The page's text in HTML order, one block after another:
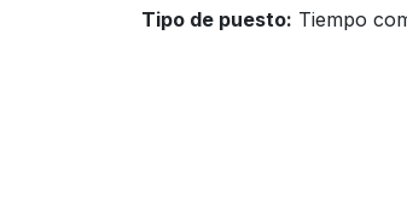
Tipo de puesto: Tiempo